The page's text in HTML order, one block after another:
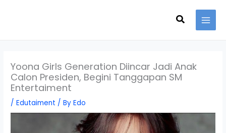
Search
Yoona Girls Generation Diincar Jadi Anak
Calon Presiden, Begini Tanggapan SM
Entertaiment
/Edutaiment / ByEdo